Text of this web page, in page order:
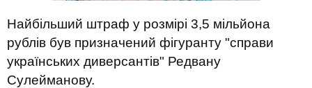
Найбільший штраф у розмірі 3,5 мільйона
рублів був призначений фігуранту "справи
українських диверсантів" Редвану
Сулейманову.